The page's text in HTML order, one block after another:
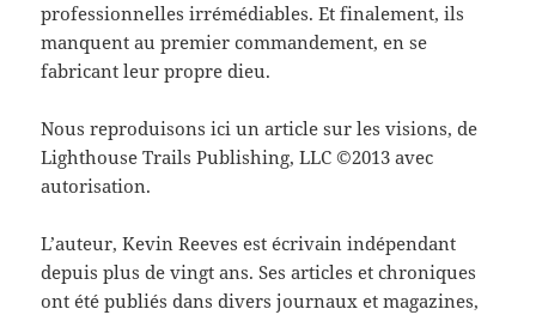
professionnelles irrémédiables. Et finalement, ils
manquent au premier commandement, en se
fabricant leur propre dieu.
Nous reproduisons ici un article sur les visions, de
Lighthouse Trails Publishing, LLC ©2013 avec
autorisation.
L’auteur, Kevin Reeves est écrivain indépendant
depuis plus de vingt ans. Ses articles et chroniques
ont été publiés dans divers journaux et magazines,